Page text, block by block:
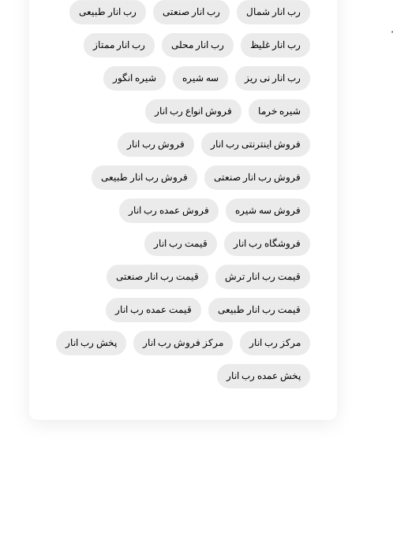
رب انار شمال رب انار صنعتی رب انار طبیعی
رب انار غلیظ رب انار محلی رب انار ممتاز
رب انار نی ریز سه شیره شیره انگور
شیره خرما فروش انواع رب انار
فروش اینترنتی رب انار فروش رب انار
فروش رب انار صنعتی فروش رب انار طبیعی
فروش سه شیره فروش عمده رب انار
فروشگاه رب انار قیمت رب انار
قیمت رب انار ترش قیمت رب انار صنعتی
قیمت رب انار طبیعی قیمت عمده رب انار
مرکز رب انار مرکز فروش رب انار پخش رب انار
پخش عمده رب انار